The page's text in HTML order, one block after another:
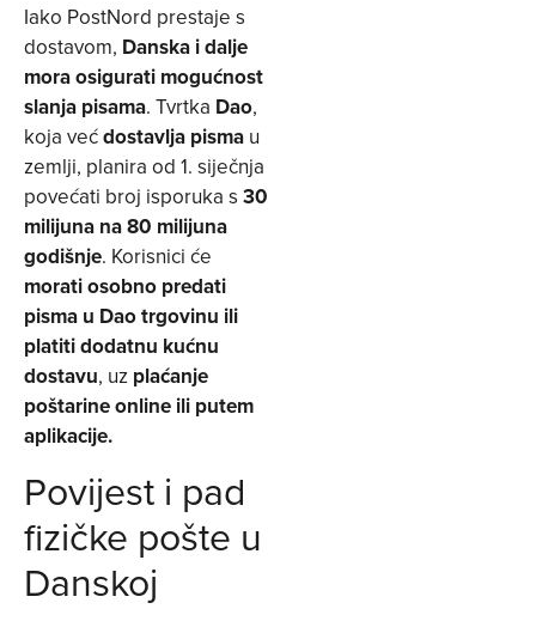
Iako PostNord prestaje s
dostavom, Danska i dalje
mora osigurati mogućnost
slanja pisama. Tvrtka Dao,
koja većdostavlja pisma u
zemlji, planira od 1. siječnja
povećati broj isporuka s 30
milijuna na 80 milijuna
godišnje. Korisnici će
morati osobno predati
pisma u Dao trgovinu ili
platiti dodatnu kućnu
dostavu, uz plaćanje
poštarine online ili putem
aplikacije.
Povijest i pad
fizičke pošte u
Danskoj